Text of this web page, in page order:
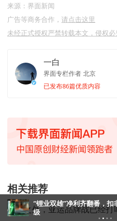
来源：界面新闻
广告等商务合作， 请点击这里
未经正式授权严禁转载本文，侵权必
一白
界面专栏作者 北京
已发布86篇优质内容
相关推荐
赛场之外，亚运品牌战已经打
“锂业双雄”净利齐翻番，扣
级